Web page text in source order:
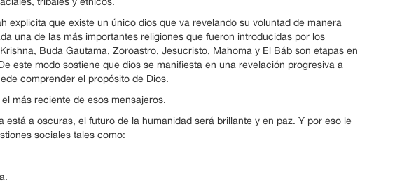
explicita que existe un único dios que va revelando su voluntad de manera
una de las más importantes religiones que fueron introducidas por los
Buda Gautama, Zoroastro, Jesucristo, Mahoma y El Báb son etapas en
este modo sostiene que dios se manifiesta en una revelación progresiva a
comprender el propósito de Dios.
más reciente de esos mensajeros.
está a oscuras, el futuro de la humanidad será brillante y en paz. Y por eso le
sociales tales como: